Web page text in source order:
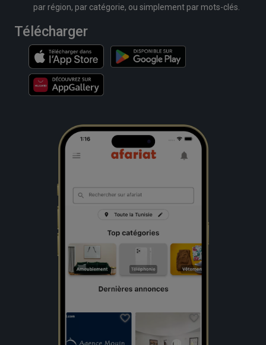
par région, par catégorie, ou simplement par mots-clés.
Télécharger